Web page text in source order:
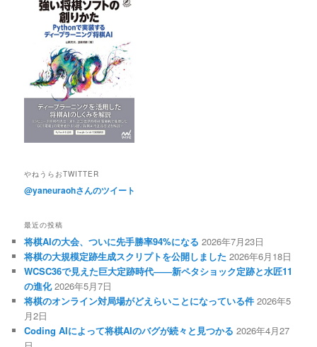
やねうらおTWITTER
@yaneuraohさんのツイート
最近の投稿
将棋AIの大会、ついに先手勝率94%になる 2026年7月23日
将棋の大規模定跡生成スクリプトを公開しました 2026年6月18日
WCSC36で見えた巨大定跡時代――新ペタショック定跡と水匠11
の進化 2026年5月7日
将棋のオンライン対局場がどえらいことになっている件 2026年5
月2日
Coding AIによって将棋AIのバグが続々と見つかる 2026年4月27